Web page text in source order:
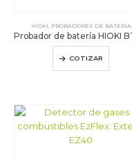
HIOKI, PROBADORES DE BATERIA
COTIZAR